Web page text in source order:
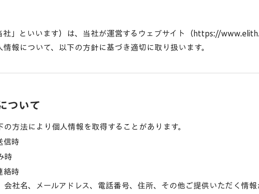
」といいます）は、当社が運営するウェブサイト（ https://
報について、以下の方針に基づき適切に取り扱います。
ついて
方法により個人情報を取得することがあります。
信時
時
絡時
社名、メールアドレス、電話番号、住所、その他ご提供いただく情報